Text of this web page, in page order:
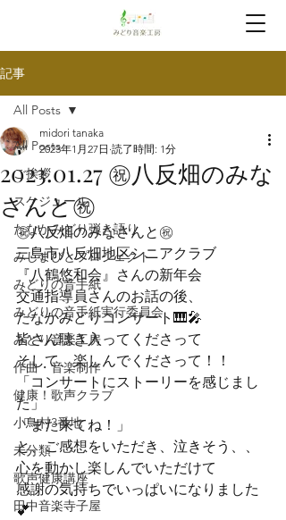
記事
All Posts
ご挨拶
スケジュール
たなかみどり弾き語り
みしまびとプロジェクト
みどりの音手紙
みどりの音手紙実行委員会
みどり音楽工房
作曲・音楽制作
健康！歌声クラブ
小鳥村3番地
未分類
歌声健康講座
田中音楽寺子屋
All Posts
2023.01.27 ㊗️八反畑のみな
さんと㊗️
midori tanaka
2023年1月27日 読了時間: 1分
㊗️八反畑のみなさんと㊗️
三島市八反畑地区シニアクラブ
『八鶴悠和会』さんの新年会
交通指導員さんのお話の後、
たなかみどりコンサート🎹🎤
皆さん聴き入ってくださって
そして、楽しんでくださって！！
「コンサートにストーリーを感じまし
た」
「また来てね！」
と、ご感想をいただき、泣きそう、、
心を動かし楽しんでいただけて
感謝の気持ちでいっぱいになりました
💕